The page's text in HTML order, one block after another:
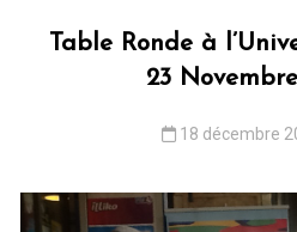
Table Ronde à
23
18 décembre